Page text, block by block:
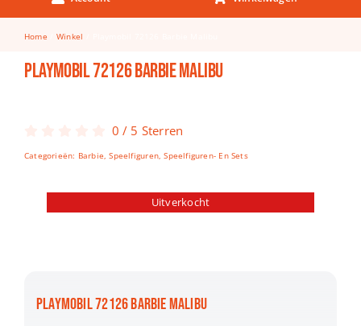
Keuken & Tafelen
Kinderfietsen
Knutselen
Spellen
Puzzels
Home Winkel
Playmobil 72126 Barbie Malibu
0 / 5 Sterren
Categorieën: Barbie,Speelfiguren,Speelfiguren- En Sets
Uitverkocht
PLAYMOBIL 72126 BARBIE MALIBU